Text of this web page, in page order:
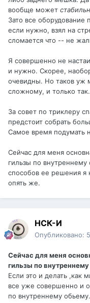
вообще может
Зато все
если нужно, взял на
сломается что -- не
Я совершенно не
и нужно. Скорее,
очевидны. Но таков уж
сложному, и только так.
За совет по триклеру
предстоит собрать
Самое время подумать
Сейчас для меня
гильзы по
способов ее решения я
опять же.
НСК-И
Опубликовано:
Сейчас для меня
гильзы по
Если это и делать ,как
все уже совершенно и
по внутреннему